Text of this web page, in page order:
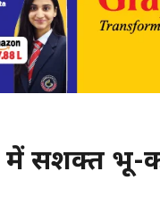
में सशक्त भू-